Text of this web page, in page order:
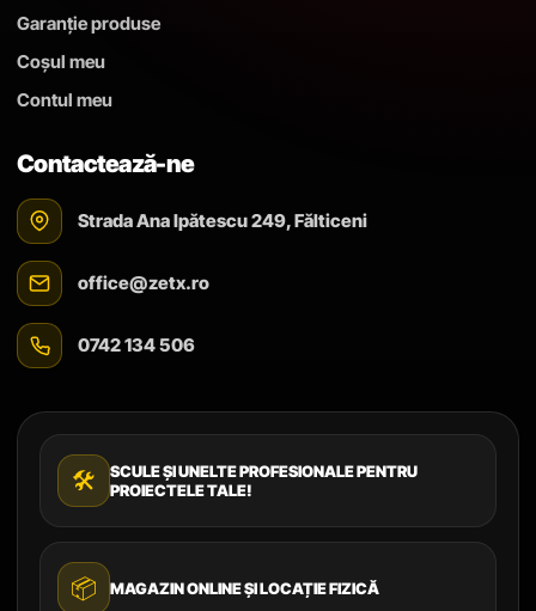
Garanție produse
Coșul meu
Contul meu
Contactează-ne
Strada Ana Ipătescu 249, Fălticeni
office@zetx.ro
0742 134 506
🛠️
SCULE ȘI UNELTE PROFESIONALE PENTRU
PROIECTELE TALE!
📦 MAGAZIN ONLINE ȘI LOCAȚIE FIZICĂ